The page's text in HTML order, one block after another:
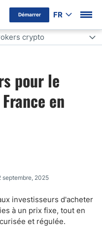
Démarrer FR
crypto
en crypto-monnaies ?
être utilisées pour trader des
monnaies en France ?
et options d'actifs
d'un broker en crypto-
monnaies en France ?
pour le
en
septembre, 2025
investisseurs d'acheter
à un prix fixe, tout en
et régulée.